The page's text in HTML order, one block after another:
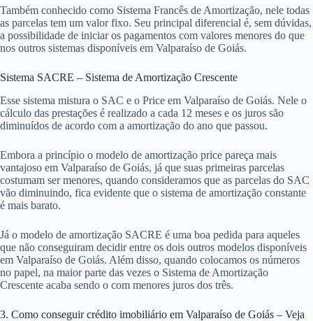
Também conhecido como Sistema Francês de Amortização, nele todas
as parcelas tem um valor fixo. Seu principal diferencial é, sem dúvidas,
a possibilidade de iniciar os pagamentos com valores menores do que
nos outros sistemas disponíveis em Valparaíso de Goiás.
Sistema SACRE – Sistema de Amortização Crescente
Esse sistema mistura o SAC e o Price em Valparaíso de Goiás. Nele o
cálculo das prestações é realizado a cada 12 meses e os juros são
diminuídos de acordo com a amortização do ano que passou.
Embora a princípio o modelo de amortização price pareça mais
vantajoso em Valparaíso de Goiás, já que suas primeiras parcelas
costumam ser menores, quando consideramos que as parcelas do SAC
vão diminuindo, fica evidente que o sistema de amortização constante
é mais barato.
Já o modelo de amortização SACRE é uma boa pedida para aqueles
que não conseguiram decidir entre os dois outros modelos disponíveis
em Valparaíso de Goiás. Além disso, quando colocamos os números
no papel, na maior parte das vezes o Sistema de Amortização
Crescente acaba sendo o com menores juros dos três.
3. Como conseguir crédito imobiliário em Valparaíso de Goiás – Veja